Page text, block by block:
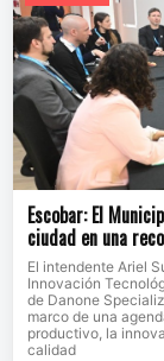
Escobar: El
ciudad en una
El intendente Ariel
Innovación
de Danone
marco de una
productivo, la
calidad